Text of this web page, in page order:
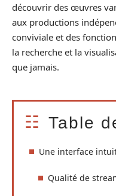
découvrir des œuvres
aux productions
conviviale et des
la recherche et la
que jamais.
Table
Une interface
Qualité de